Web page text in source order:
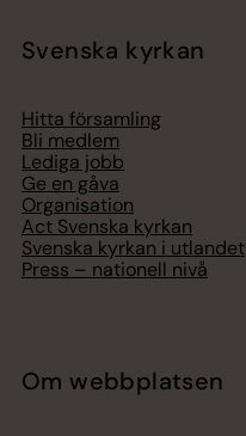
Svenska kyrkan
Hitta församling
Bli medlem
Lediga jobb
Ge en gåva
Organisation
Act Svenska kyrkan
Svenska kyrkan i utlandet
Press – nationell nivå
Om webbplatsen